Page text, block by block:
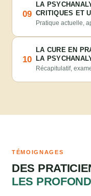
09
LA
CRITIQUES ET
Pratique actuelle,
10
LA CURE EN
LA
Récapitulatif,
TÉMOIGNAGES
DES
LES